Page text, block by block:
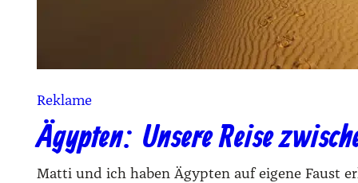
Reklame
Ägypten: Unsere Reise
Mat­ti und ich haben Ägyp­ten auf eige­ne Faust